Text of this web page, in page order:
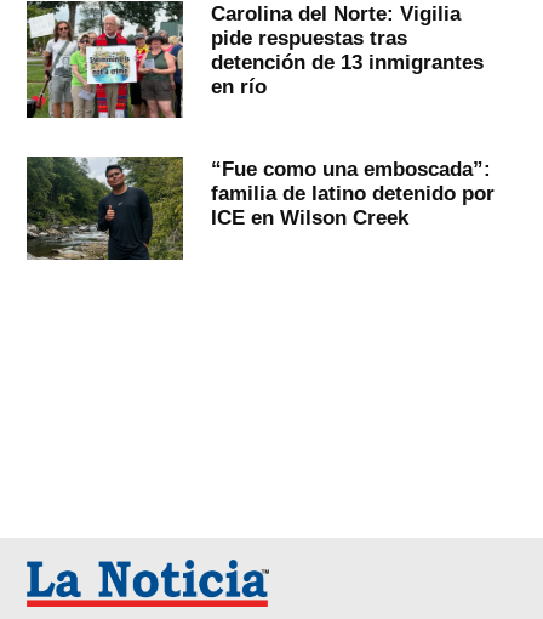
Carolina del Norte: Vigilia
pide respuestas tras
detención de 13 inmigrantes
en río
“Fue como una emboscada”:
familia de latino detenido por
ICE en Wilson Creek